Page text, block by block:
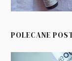
POLECANE